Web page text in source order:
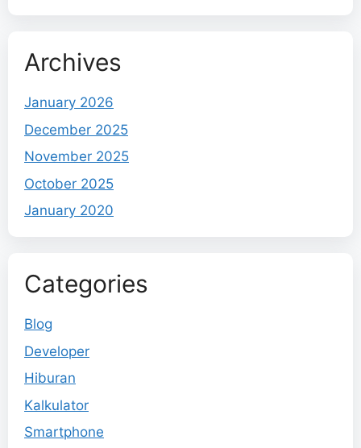
Archives
January 2026
December 2025
November 2025
October 2025
January 2020
Categories
Blog
Developer
Hiburan
Kalkulator
Smartphone